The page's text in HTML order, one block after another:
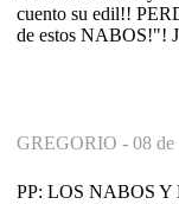
cuento su edil!!
de estos NABOS!"!
GREGORIO - 08 de
PP: LOS NABOS Y